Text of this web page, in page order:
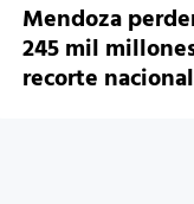
Mendoza
245 mil
recorte nacional